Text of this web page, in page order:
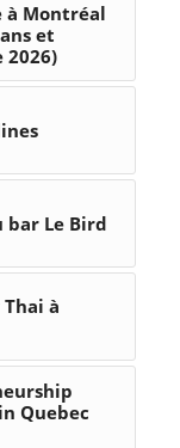
à Montréal
et
bar Le Bird
à
Quebec